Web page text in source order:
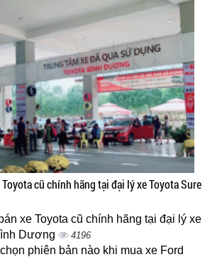
cũ chính hãng tại đại lý xe Toyota Sure
xe Toyota cũ chính hãng tại đại lý xe
Dương
4196
phiên bản nào khi mua xe Ford